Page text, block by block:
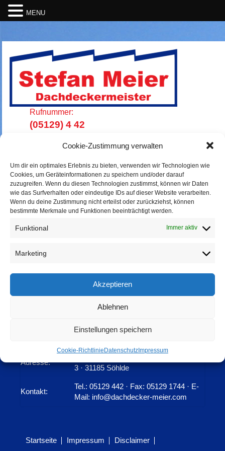
Cookie-Zustimmung verwalten
Um dir ein optimales Erlebnis zu bieten, verwenden wir Technologien wie
Cookies, um Geräteinformationen zu speichern und/oder darauf
zuzugreifen. Wenn du diesen Technologien zustimmst, können wir Daten
wie das Surfverhalten oder eindeutige IDs auf dieser Website verarbeiten.
Wenn du deine Zustimmung nicht erteilst oder zurückziehst, können
bestimmte Merkmale und Funktionen beeinträchtigt werden.
Funktional Immer aktiv
Marketing
Akzeptieren
Ablehnen
Einstellungen speichern
Cookie-RichtlinieDatenschutzImpressum
Rufnummer:
(05129) 4 42
Adresse:
3 · 31185 Söhlde
Kontakt:
Tel.: 05129 442 · Fax: 05129 1744 · E-
Mail: info@dachdecker-meier.com
Startseite Impressum Disclaimer
MENU